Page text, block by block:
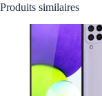
Produits similaires